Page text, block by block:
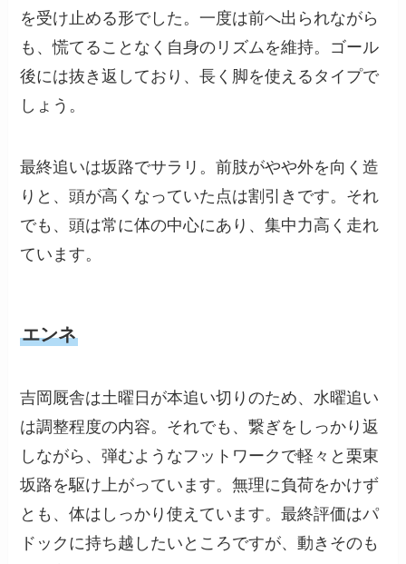
を受け止める形でした。一度は前へ出られながら
も、慌てることなく自身のリズムを維持。ゴール
後には抜き返しており、長く脚を使えるタイプで
しょう。
最終追いは坂路でサラリ。前肢がやや外を向く造
りと、頭が高くなっていた点は割引きです。それ
でも、頭は常に体の中心にあり、集中力高く走れ
ています。
エンネ
吉岡厩舎は土曜日が本追い切りのため、水曜追い
は調整程度の内容。それでも、繋ぎをしっかり返
しながら、弾むようなフットワークで軽々と栗東
坂路を駆け上がっています。無理に負荷をかけず
とも、体はしっかり使えています。最終評価はパ
ドックに持ち越したいところですが、動きそのも